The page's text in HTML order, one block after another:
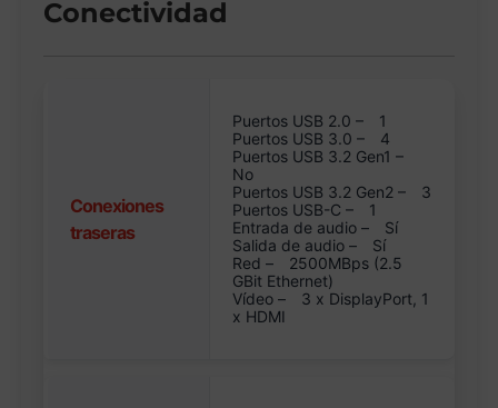
Conectividad
Conexiones
traseras
Puertos USB 2.0 –
1
Puertos USB 3.0 –
4
Puertos USB 3.2 Gen1 –
No
Puertos USB 3.2 Gen2 –
3
Puertos USB-C –
1
Entrada de audio –
Sí
Salida de audio –
Sí
Red –
2500MBps (2.5
GBit Ethernet)
Vídeo –
3 x DisplayPort, 1
x HDMI